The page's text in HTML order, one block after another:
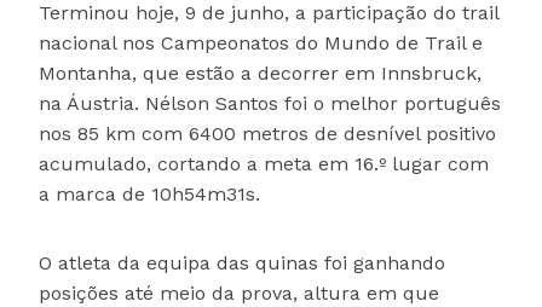
Terminou hoje, 9 de junho, a participação do trail
nacional nos Campeonatos do Mundo de Trail e
Montanha, que estão a decorrer em Innsbruck,
na Áustria. Nélson Santos foi o melhor português
nos 85 km com 6400 metros de desnível positivo
acumulado, cortando a meta em 16.º lugar com
a marca de 10h54m31s.
O atleta da equipa das quinas foi ganhando
posições até meio da prova, altura em que